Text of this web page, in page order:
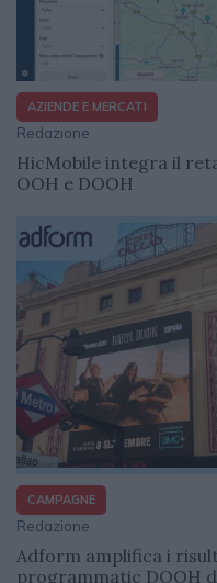
AZIENDE E MERCATI
Redazione
HicMobile integra il
OOH e DOOH
CAMPAGNE
Redazione
Adform amplifica i
programmatic DOOH